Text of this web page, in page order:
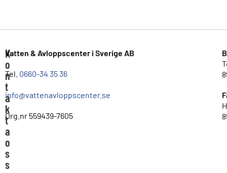
K
o
n
t
a
k
t
a
o
s
s
Vatten & Avloppscenter i Sverige AB
Tel. 0660-34 35 36
info@vattenavloppscenter.se
Org.nr 559439-7605